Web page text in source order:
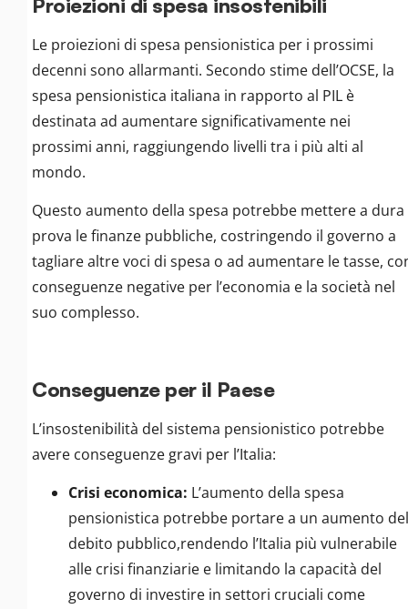
Proiezioni di spesa insostenibili
Le proiezioni di spesa pensionistica per i prossimi
decenni sono allarmanti. Secondo stime dell’OCSE, la
spesa pensionistica italiana in rapporto al PIL è
destinata ad aumentare significativamente nei
prossimi anni, raggiungendo livelli tra i più alti al
mondo.
Questo aumento della spesa potrebbe mettere a dura
prova le finanze pubbliche, costringendo il governo a
tagliare altre voci di spesa o ad aumentare le tasse,
conseguenze negative per l’economia e la società nel
suo complesso.
Conseguenze per il Paese
L’insostenibilità del sistema pensionistico potrebbe
avere conseguenze gravi per l’Italia:
Crisi economica: L’aumento della spesa
pensionistica potrebbe portare a un aumento del
debito pubblico,rendendo l’Italia più vulnerabile
alle crisi finanziarie e limitando la capacità del
governo di investire in settori cruciali come